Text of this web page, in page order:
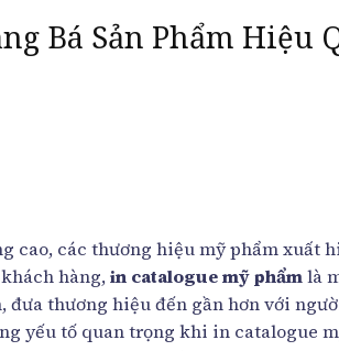
Bá Sản Phẩm Hiệu
cao, các thương hiệu mỹ phẩm xuất
hàng,in catalogue mỹ phẩmlà
thương hiệu đến gần hơn với
yếu tố quan trọng khi in catalogue